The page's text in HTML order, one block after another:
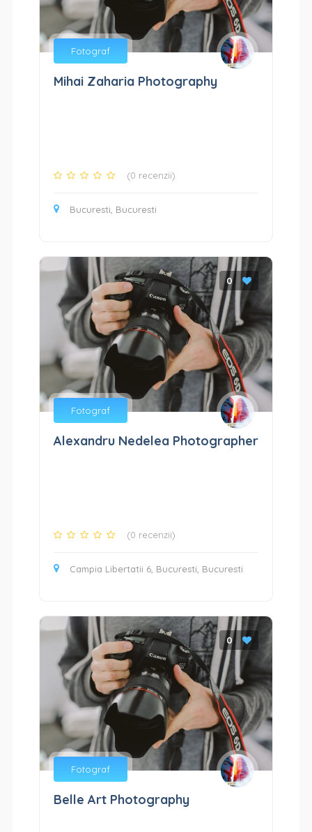
Fotograf
Mihai Zaharia Photography
(0 recenzii)
Bucuresti, Bucuresti
0
Fotograf
Alexandru Nedelea Photographer
(0 recenzii)
Campia Libertatii 6, Bucuresti, Bucuresti
0
Fotograf
Belle Art Photography